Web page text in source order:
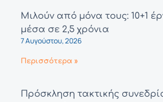
Μιλούν από μόνα τους: 10+1
μέσα σε 2,5 χρόνια
7 Αυγούστου, 2026
Περισσότερα »
Πρόσκληση τακτικής